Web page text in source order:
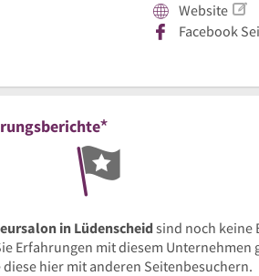
Website
Facebook
*
in Lüdenscheid sind noch keine
Erfahrungen mit diesem Unternehmen
diese hier mit anderen Seitenbesuchern.